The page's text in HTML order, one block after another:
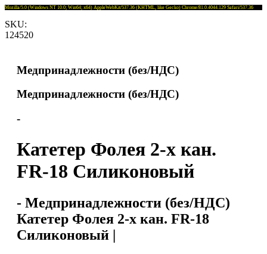
Mozilla/5.0 (Windows NT 10.0; Win64; x64) AppleWebKit/537.36 (KHTML, like Gecko) Chrome/81.0.4044.129 Safari/537.36
SKU:
124520
Медпринадлежности (без/НДС)
Медпринадлежности (без/НДС)
-
Катетер Фолея 2-х кан.
FR-18 Силиконовый
- Медпринадлежности (без/НДС)
Катетер Фолея 2-х кан. FR-18
Силиконовый |